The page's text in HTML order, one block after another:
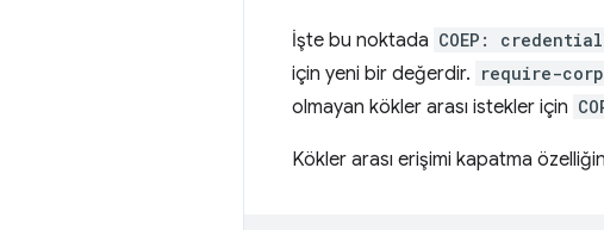
İşte bu noktada COEP:
için yeni bir değerdir. require-corp
olmayan kökler arası istekler için
Kökler arası erişimi kapatma